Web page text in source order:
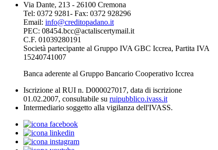
Via Dante, 213 - 26100 Cremona
Tel: 0372 9281- Fax: 0372 928296
Email: info@creditopadano.it
PEC: 08454.bcc@actaliscertymail.it
C.F. 01039280191
Società partecipante al Gruppo IVA GBC Iccrea, Partita IVA
15240741007
Banca aderente al Gruppo Bancario Cooperativo Iccrea
Iscrizione al RUI n. D000027017, data di iscrizione
01.02.2007, consultabile su ruipubblico.ivass.it
Intermediario soggetto alla vigilanza dell'IVASS.